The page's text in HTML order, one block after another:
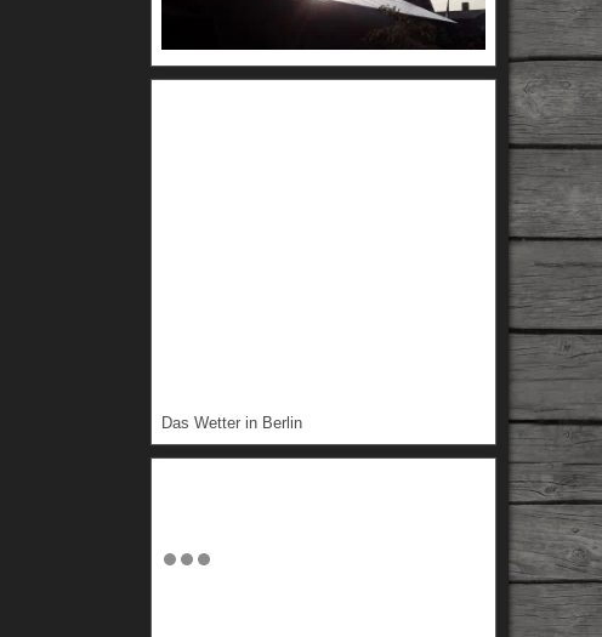
Das Wetter in Berlin